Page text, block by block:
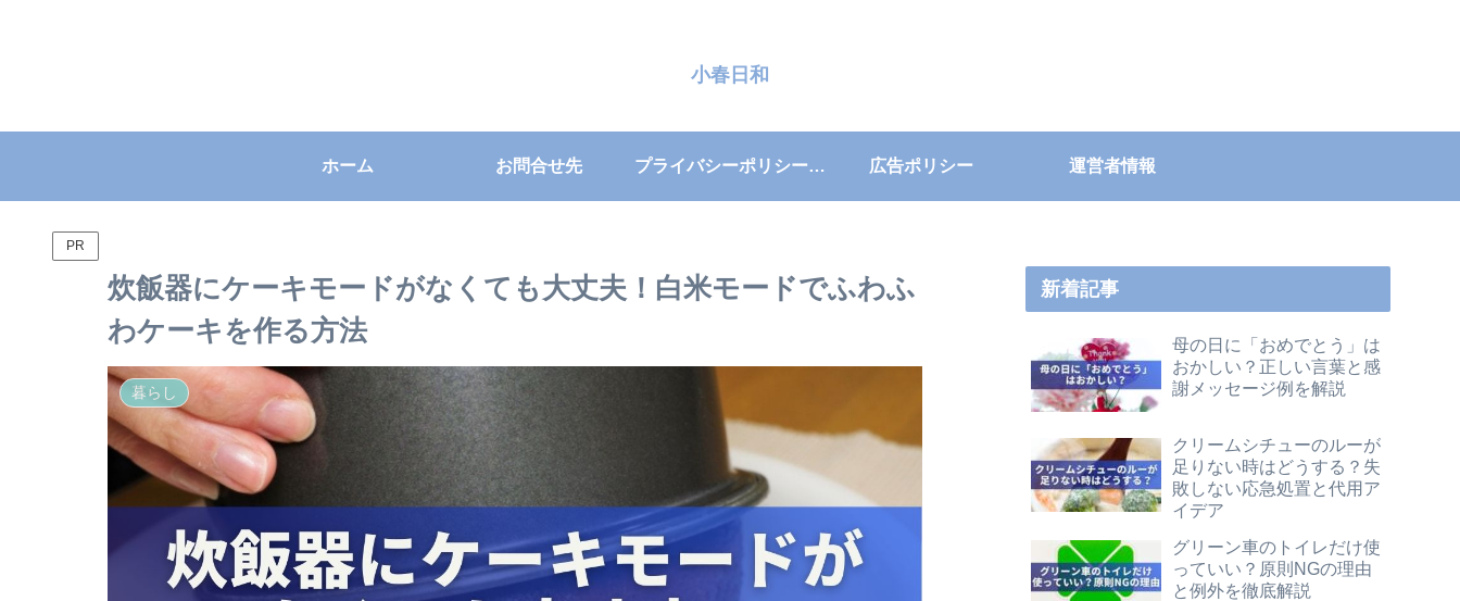
小春日和
ホーム お問合せ先 プライバシーポリシー・免責事項 広告ポリシー 運営者情報
PR
炊飯器にケーキモードがなくても大丈夫！白米モードでふわふ
わケーキを作る方法
暮らし
新着記事
母の日に「おめでとう」は
おかしい？正しい言葉と感
謝メッセージ例を解説
クリームシチューのルーが
足りない時はどうする？失
敗しない応急処置と代用ア
イデア
グリーン車のトイレだけ使
っていい？原則NGの理由
と例外を徹底解説